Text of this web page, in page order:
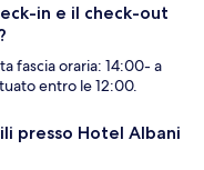
in e il check-out
fascia oraria: 14:00- a
entro le 12:00.
presso Hotel Albani